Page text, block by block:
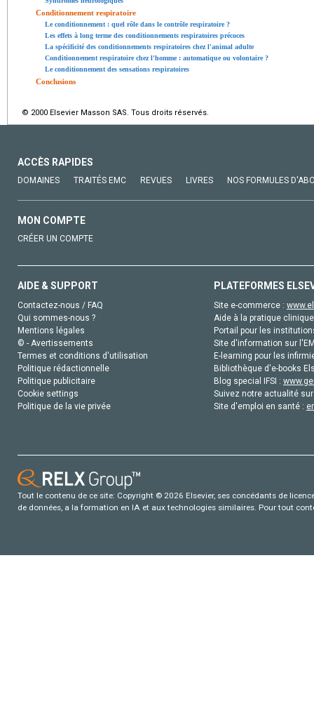
Conditionnement respiratoire
Le conditionnement : quel rôle dans le contrôle respiratoire ?
Les effets à long terme des conditionnements respiratoires précoces
La spécificité des conditionnements respiratoires chez l'animal adulte
Conditionnement respiratoire chez l'homme : automatique ou volontaire ?
Le conditionnement des sensations respiratoires
Conclusions
© 2000 Elsevier Masson SAS. Tous droits réservés.
ACCÈS RAPIDES
DOMAINES TRAITÉS EMC REVUES LIVRES NOS FORMULES
MON COMPTE
CRÉER UN COMPTE
AIDE & SUPPORT
Contactez-nous / FAQ
Qui sommes-nous ?
Mentions légales
© - Avertissements
Termes et conditions d'utilisation
Politique rédactionnelle
Politique publicitaire
Cookie settings
Politique de la vie privée
PLATEFORMES
Site e-commerce :
Aide à la pratique
Portail pour les
Site d'information sur
E-learning pour les
Bibliothèque d'e-books
Blog special IFSI :
Suivez notre actualité
Site d'emploi en santé :
Tout le contenu de ce site: Copyright © 2026 Elsevier, ses concédants de
de données, a la formation en IA et aux technologies similaires. Pour tout